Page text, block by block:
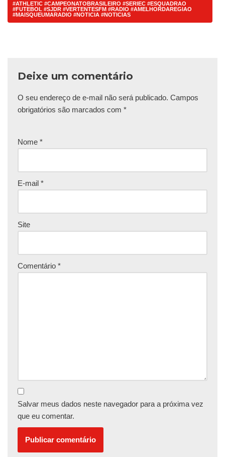
#ATHLETIC #CAMPEONATOBRASILEIRO #SERIEC #ESQUADRAO
#FUTEBOL #SJDR #VERTENTESFM #RADIO #AMELHORDAREGIAO
#MAISQUEUMARADIO #NOTICIA #NOTICIAS
Deixe um comentário
O seu endereço de e-mail não será publicado. Campos
obrigatórios são marcados com *
Nome *
E-mail *
Site
Comentário *
Salvar meus dados neste navegador para a próxima vez
que eu comentar.